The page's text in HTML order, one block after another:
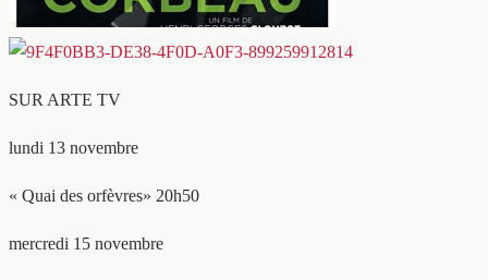
SUR ARTE TV
lundi 13 novembre
« Quai des orfèvres» 20h50
mercredi 15 novembre